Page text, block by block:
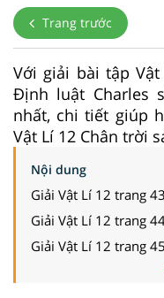
Trang trước
Với giải bài tập
Định luật Charles
nhất, chi tiết giúp
Vật Lí 12 Chân trời
Nội dung
Giải Vật Lí 12 trang 43
Giải Vật Lí 12 trang
Giải Vật Lí 12 trang 45